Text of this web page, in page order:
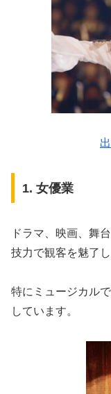
1. 女優業
ドラマ、映画、舞
技力で観客を魅了し
特にミュージカル
しています。